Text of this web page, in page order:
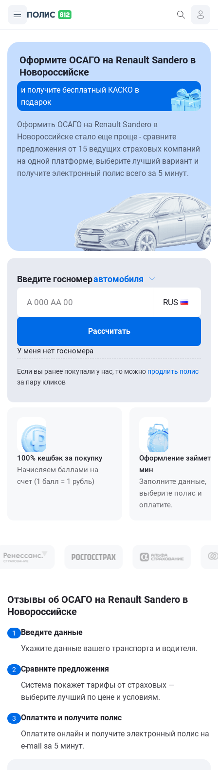
Оформите ОСАГО на Renault Sandero в
Новороссийске
и получите бесплатный КАСКО в
подарок
Оформить ОСАГО на Renault Sandero в
Новороссийске стало еще проще - сравните
предложения от 15 ведущих страховых компаний
на одной платформе, выберите лучший вариант и
получите электронный полис всего за 5 минут.
Введите госномеравтомобиля
А 000 АА 00 RUS
Рассчитать
Если вы ранее покупали у нас, то можно продлить полис
за пару кликов
У меня нет госномера
100% кешбэк за покупку
Начисляем баллами на
счет (1 балл = 1 рубль)
Оформление займет
мин
Заполните данные,
выберите полис и
оплатите.
Отзывы об ОСАГО на Renault Sandero в
Новороссийске
1
Введите данные
Укажите данные вашего транспорта и водителя.
2
Сравните предложения
Система покажет тарифы от страховых —
выберите лучший по цене и условиям.
3
Оплатите и получите полис
Оплатите онлайн и получите электронный полис на
e-mail за 5 минут.